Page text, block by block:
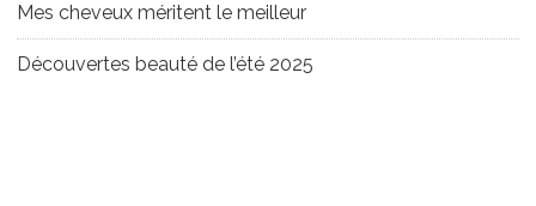
Mes cheveux méritent le meilleur
Découvertes beauté de l’été 2025